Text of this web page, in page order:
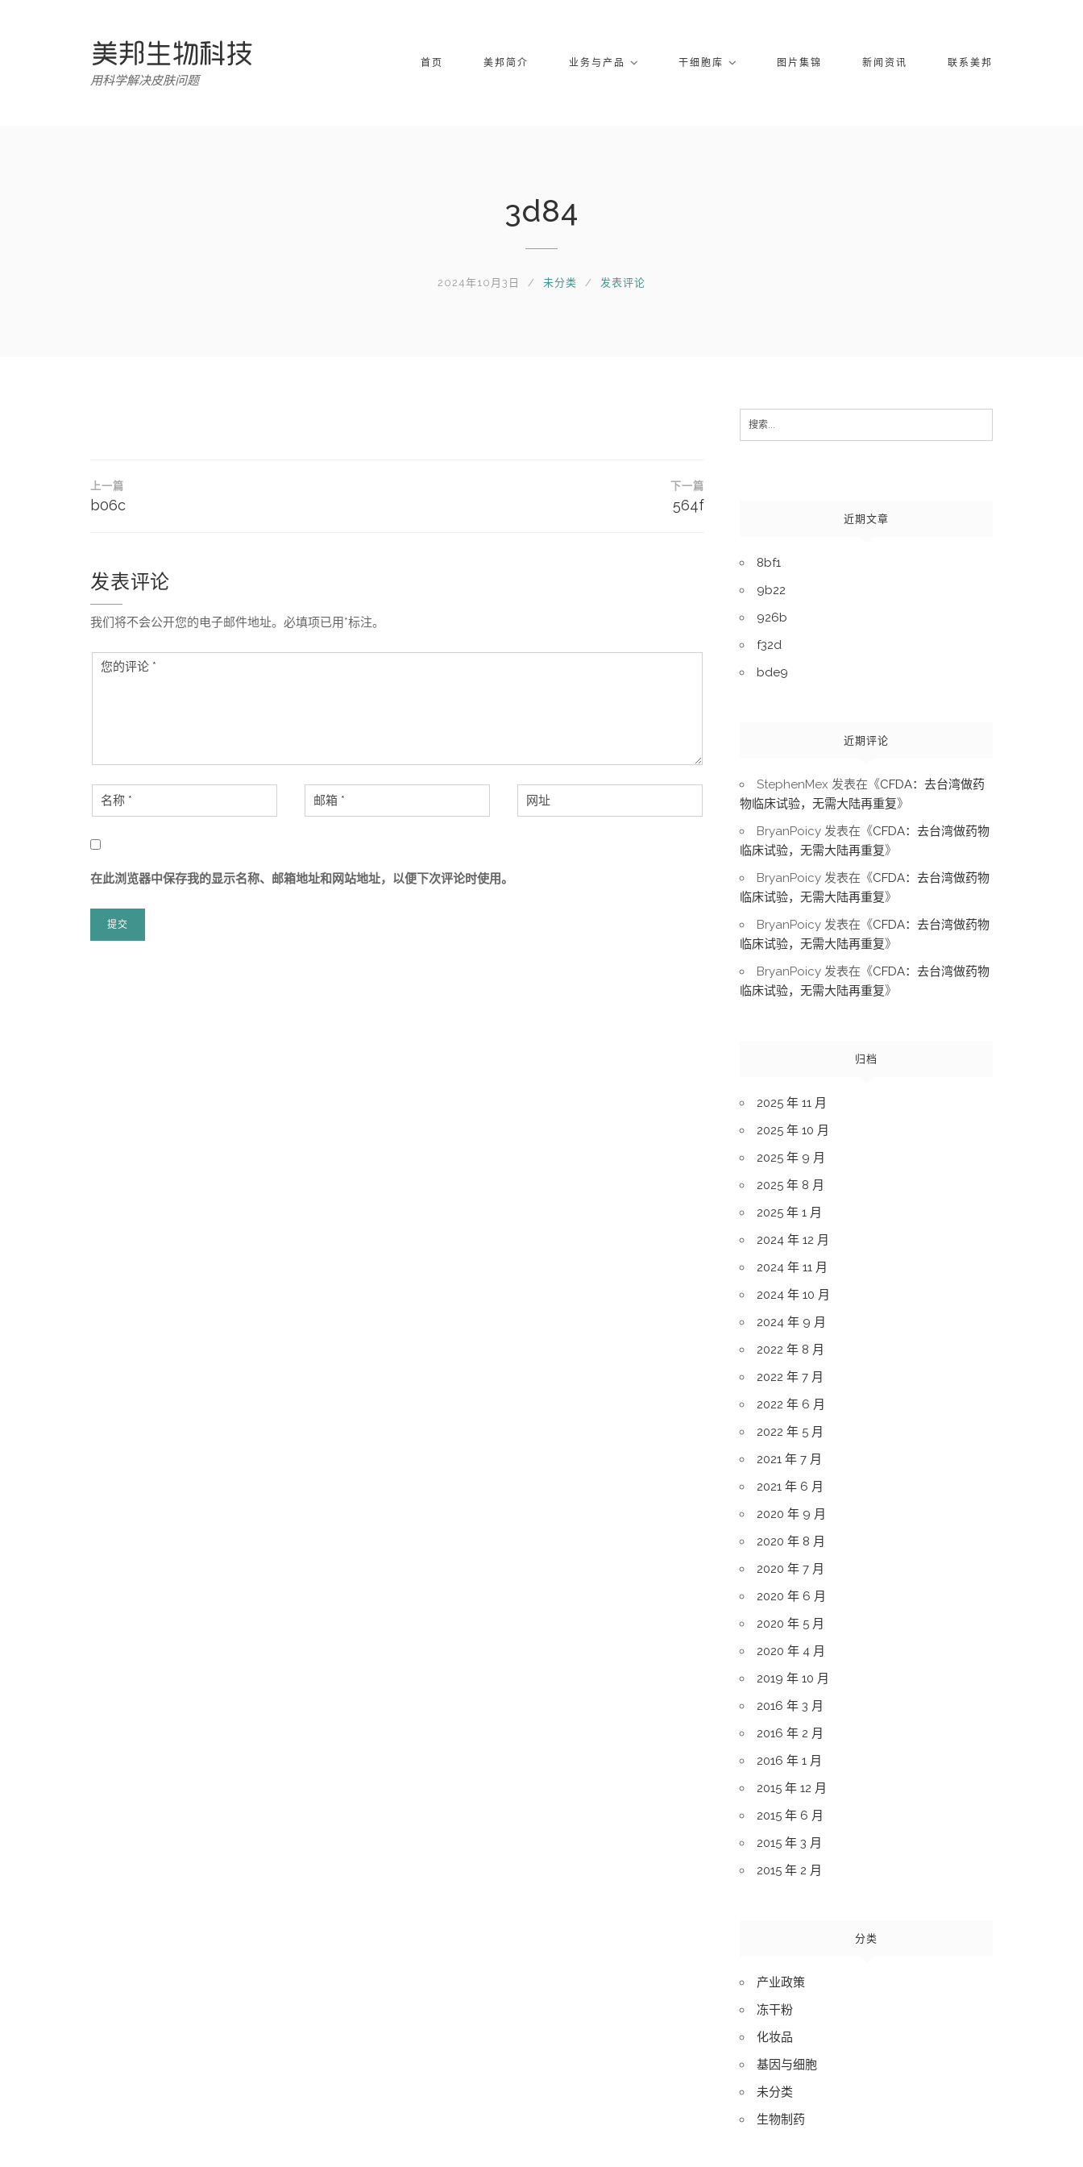
用科学解决皮肤问题
首页 美邦简介 业务与产品 干细胞库 图片集锦 新闻资讯 联系美邦
3d84
2024年10月3日 未分类 发表评论
文
章
航
上一篇
b06c
下一篇
564f
发表评论
我们将不会公开您的电子邮件地址。必填项已用*标注。
在此浏览器中保存我的显示名称、邮箱地址和网站地址，以便下次评论时使用。
Search
for:
近期文章
8bf1
9b22
926b
f32d
bde9
近期评论
StephenMex 发表在《CFDA：去台湾做药
物临床试验，无需大陆再重复》
BryanPoicy 发表在《CFDA：去台湾做药物
临床试验，无需大陆再重复》
BryanPoicy 发表在《CFDA：去台湾做药物
临床试验，无需大陆再重复》
BryanPoicy 发表在《CFDA：去台湾做药物
临床试验，无需大陆再重复》
BryanPoicy 发表在《CFDA：去台湾做药物
临床试验，无需大陆再重复》
归档
2025 年 11 月
2025 年 10 月
2025 年 9 月
2025 年 8 月
2025 年 1 月
2024 年 12 月
2024 年 11 月
2024 年 10 月
2024 年 9 月
2022 年 8 月
2022 年 7 月
2022 年 6 月
2022 年 5 月
2021 年 7 月
2021 年 6 月
2020 年 9 月
2020 年 8 月
2020 年 7 月
2020 年 6 月
2020 年 5 月
2020 年 4 月
2019 年 10 月
2016 年 3 月
2016 年 2 月
2016 年 1 月
2015 年 12 月
2015 年 6 月
2015 年 3 月
2015 年 2 月
分类
产业政策
冻干粉
化妆品
基因与细胞
未分类
生物制药